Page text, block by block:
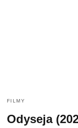
FILMY
Odyseja